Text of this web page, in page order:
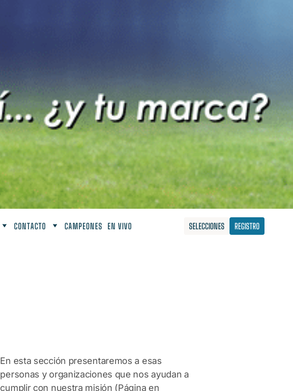
CONTACTO CAMPEONES EN VIVO SELECCIONES REGISTRO
En esta sección presentaremos a esas
personas y organizaciones que nos ayudan a
cumplir con nuestra misión (Página en